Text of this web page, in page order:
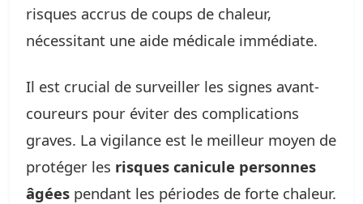
risques accrus de coups de chaleur,
nécessitant une aide médicale immédiate.
Il est crucial de surveiller les signes avant-
coureurs pour éviter des complications
graves. La vigilance est le meilleur moyen de
protéger les risques canicule personnes
âgées pendant les périodes de forte chaleur.